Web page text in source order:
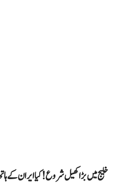
خلیج میں بڑا کھیل شروع! کیا ایران کے